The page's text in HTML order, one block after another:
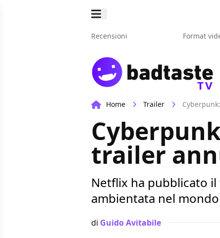
Recensioni Format
TV
Home Trailer
trailer
Netflix ha pubblicato
ambientata nel
di Guido Avitabile